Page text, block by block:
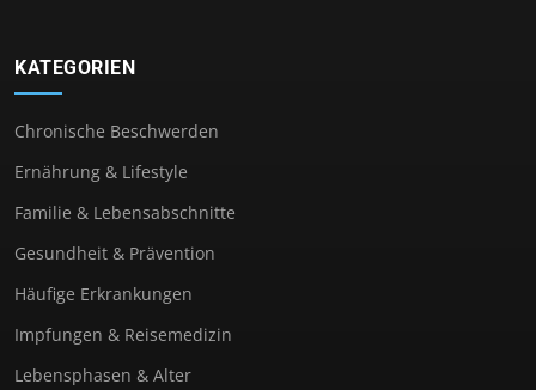
KATEGORIEN
Chronische Beschwerden
Ernährung & Lifestyle
Familie & Lebensabschnitte
Gesundheit & Prävention
Häufige Erkrankungen
Impfungen & Reisemedizin
Lebensphasen & Alter